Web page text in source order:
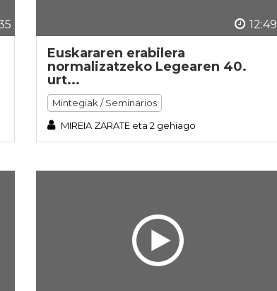
12:49
Euskararen erabilera
normalizatzeko Legearen 40.
urt...
Mintegiak / Seminarios
MIREIA ZARATE eta 2 gehiago